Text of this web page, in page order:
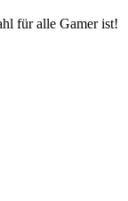
für alle Gamer ist!